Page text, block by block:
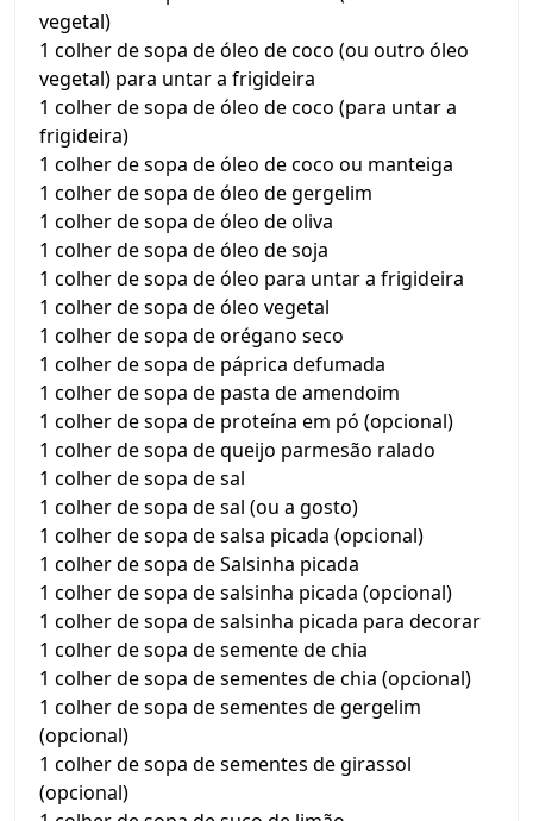
vegetal)
1 colher de sopa de óleo de coco (ou outro óleo
vegetal) para untar a frigideira
1 colher de sopa de óleo de coco (para untar a
frigideira)
1 colher de sopa de óleo de coco ou manteiga
1 colher de sopa de óleo de gergelim
1 colher de sopa de óleo de oliva
1 colher de sopa de óleo de soja
1 colher de sopa de óleo para untar a frigideira
1 colher de sopa de óleo vegetal
1 colher de sopa de orégano seco
1 colher de sopa de páprica defumada
1 colher de sopa de pasta de amendoim
1 colher de sopa de proteína em pó (opcional)
1 colher de sopa de queijo parmesão ralado
1 colher de sopa de sal
1 colher de sopa de sal (ou a gosto)
1 colher de sopa de salsa picada (opcional)
1 colher de sopa de Salsinha picada
1 colher de sopa de salsinha picada (opcional)
1 colher de sopa de salsinha picada para decorar
1 colher de sopa de semente de chia
1 colher de sopa de sementes de chia (opcional)
1 colher de sopa de sementes de gergelim
(opcional)
1 colher de sopa de sementes de girassol
(opcional)